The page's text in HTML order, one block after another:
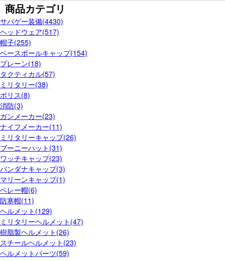
商品カテゴリ
サバゲー装備(4430)
ヘッドウェア(517)
帽子(255)
ベースボールキャップ(154)
プレーン(18)
タクティカル(57)
ミリタリー(38)
ポリス(8)
消防(3)
ガンメーカー(23)
ナイフメーカー(11)
ミリタリーキャップ(26)
ブーニーハット(31)
ワッチキャップ(23)
バンダナキャップ(3)
マリーンキャップ(1)
ベレー帽(6)
防寒帽(11)
ヘルメット(129)
ミリタリーヘルメット(47)
樹脂製ヘルメット(26)
スチールヘルメット(23)
ヘルメットパーツ(59)